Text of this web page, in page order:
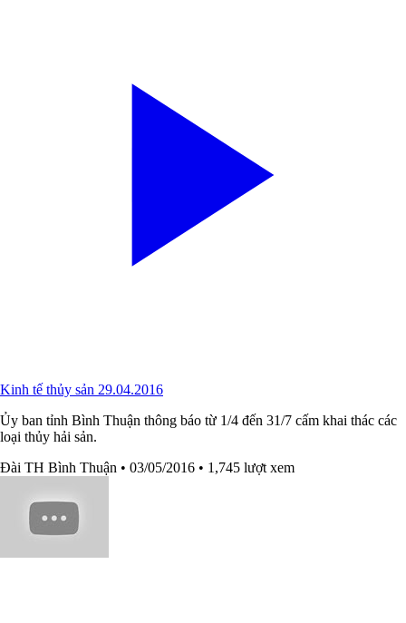
Kinh tế thủy sản 29.04.2016
Ủy ban tỉnh Bình Thuận thông báo từ 1/4 đến 31/7 cấm khai thác các
loại thủy hải sản.
Đài TH Bình Thuận • 03/05/2016 • 1,745 lượt xem